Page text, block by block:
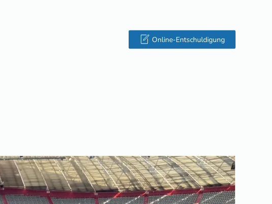
Online-Entschuldigung